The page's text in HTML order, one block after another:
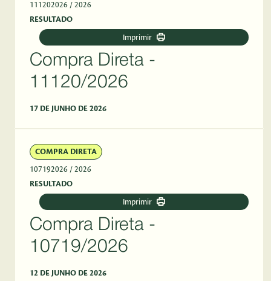
111202026 / 2026
RESULTADO
Imprimir
Compra Direta -
11120/2026
17 DE JUNHO DE 2026
COMPRA DIRETA
107192026 / 2026
RESULTADO
Imprimir
Compra Direta -
10719/2026
12 DE JUNHO DE 2026